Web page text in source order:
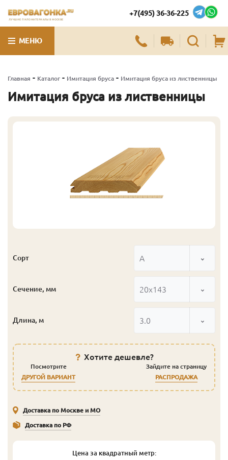
ЛУЧШИЕ ПИЛОМАТЕРИАЛЫ В МОСКВЕ
+7(495) 36-36-225
МЕНЮ
Главная - Каталог - Имитация бруса - Имитация бруса из лиственницы
Имитация бруса из лиственницы
Сорт А
Сечение, мм 20x143
Длина, м 3.0
Хотите дешевле?
Посмотрите
ДРУГОЙ ВАРИАНТ
Зайдите на страницу
РАСПРОДАЖА
Доставка по Москве и МО
Доставка по РФ
Цена за квадратный метр: